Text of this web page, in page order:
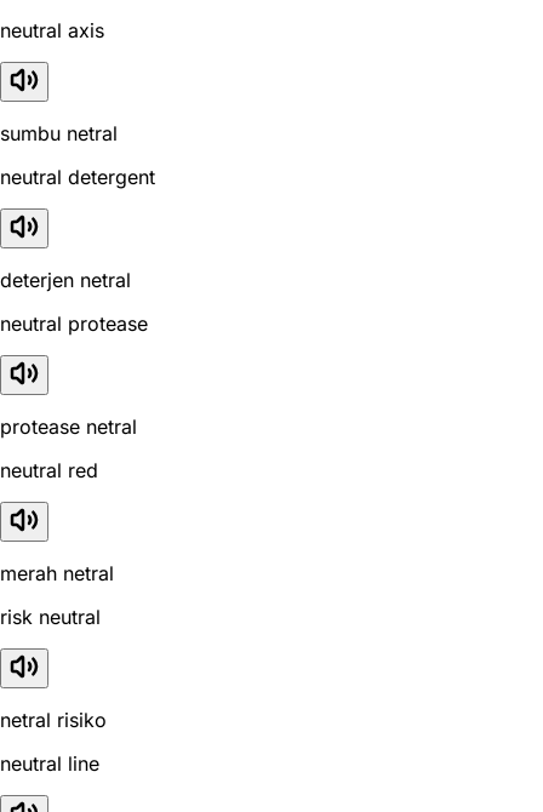
neutral axis
sumbu netral
neutral detergent
deterjen netral
neutral protease
protease netral
neutral red
merah netral
risk neutral
netral risiko
neutral line